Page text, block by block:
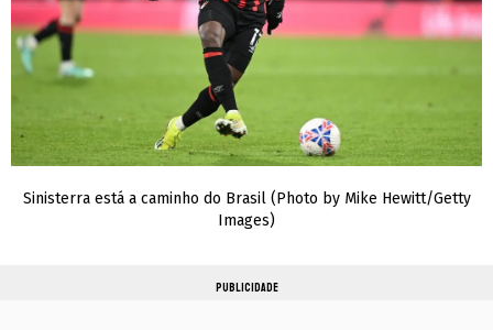
Sinisterra está a caminho do Brasil (Photo by Mike Hewitt/Getty
Images)
PUBLICIDADE